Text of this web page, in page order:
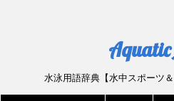
水泳用語辞典【水中スポーツ